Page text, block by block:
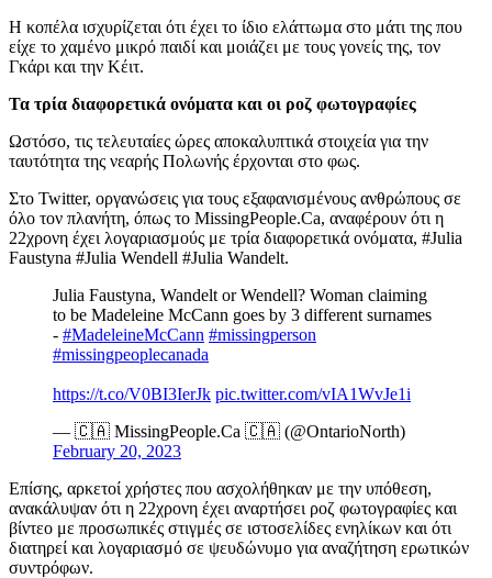
Η κοπέλα ισχυρίζεται ότι έχει το ίδιο ελάττωμα στο μάτι της που
είχε το χαμένο μικρό παιδί και μοιάζει με τους γονείς της, τον
Γκάρι και την Κέιτ.
Τα τρία διαφορετικά ονόματα και οι ροζ φωτογραφίες
Ωστόσο, τις τελευταίες ώρες αποκαλυπτικά στοιχεία για την
ταυτότητα της νεαρής Πολωνής έρχονται στο φως.
Στο Twitter, οργανώσεις για τους εξαφανισμένους ανθρώπους σε
όλο τον πλανήτη, όπως το MissingPeople.Ca, αναφέρουν ότι η
22χρονη έχει λογαριασμούς με τρία διαφορετικά ονόματα, #Julia
Faustyna #Julia Wendell #Julia Wandelt.
Julia Faustyna, Wandelt or Wendell? Woman claiming
to be Madeleine McCann goes by 3 different surnames
- #MadeleineMcCann #missingperson
#missingpeoplecanada
https://t.co/V0BI3IerJk pic.twitter.com/vIA1WvJe1i
— 🇨🇦 MissingPeople.Ca 🇨🇦 (@OntarioNorth)
February 20, 2023
Επίσης, αρκετοί χρήστες που ασχολήθηκαν με την υπόθεση,
ανακάλυψαν ότι η 22χρονη έχει αναρτήσει ροζ φωτογραφίες και
βίντεο με προσωπικές στιγμές σε ιστοσελίδες ενηλίκων και ότι
διατηρεί και λογαριασμό σε ψευδώνυμο για αναζήτηση ερωτικών
συντρόφων.